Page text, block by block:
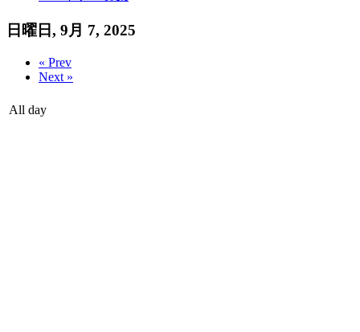
日曜日, 9月 7, 2025
« Prev
Next »
All day